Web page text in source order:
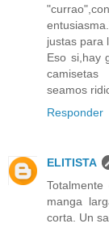
justas para
Eso si,hay
seamos
Responder
ELITISTA
manga
corta. Un